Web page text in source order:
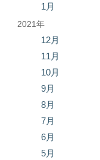
1月
2021年
12月
11月
10月
9月
8月
7月
6月
5月